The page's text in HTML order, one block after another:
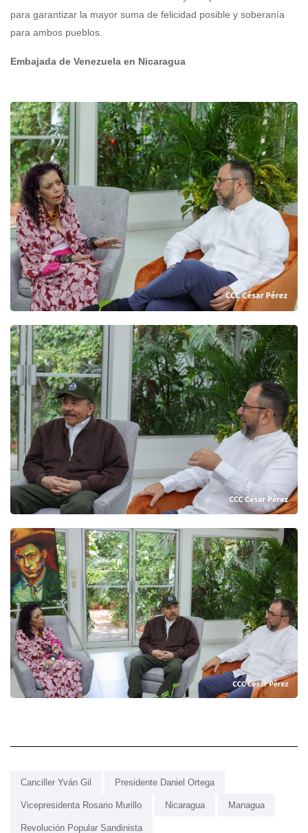
para garantizar la mayor suma de felicidad posible y soberanía
para ambos pueblos.
Embajada de Venezuela en Nicaragua
Canciller Yván Gil Presidente Daniel Ortega
Vicepresidenta Rosario Murillo Nicaragua Managua
Revolución Popular Sandinista